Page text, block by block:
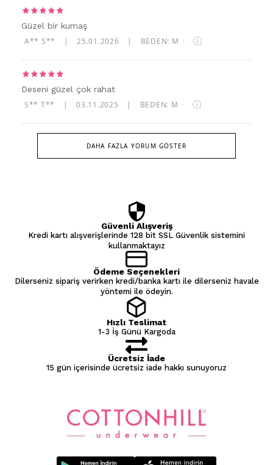
Güzel bir kumaş
A** S** | 25.01.2026 | BEDEN: M ·
Deseni güzel çok rahat
S** T** | 03.11.2025 | BEDEN: M ·
DAHA FAZLA YORUM GÖSTER
Güvenli Alışveriş
Kredi kartı alışverişlerinde 128 bit SSL Güvenlik sistemini
kullanmaktayız
Ödeme Seçenekleri
Dilerseniz sipariş verirken kredi/banka kartı ile dilerseniz havale
yöntemi ile ödeyin.
Hızlı Teslimat
1-3 İş Günü Kargoda
Ücretsiz İade
15 gün içerisinde ücretsiz iade hakkı sunuyoruz